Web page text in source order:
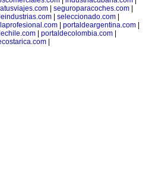
seguroparacoches.com
seleccionado.com
| portaldeargentina.com|
| portaldecolombia.com|